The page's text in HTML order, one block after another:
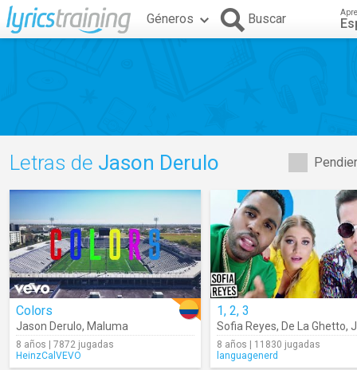
Géneros Buscar
Letras de Jason Derulo
Colors
Jason Derulo, Maluma
8 años | 7872 jugadas
HeinzCalVEVO
1, 2, 3
Sofia Reyes, De La Ghetto,
8 años | 11830 jugadas
languagenerd